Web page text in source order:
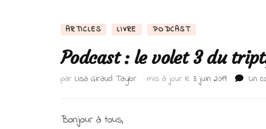
ARTICLES LIVRE PODCAST
Podcast : le volet 3 du
par Lisa Giraud Taylor mis à jour le 3 juin 2019 Un
Bonjour à tous,